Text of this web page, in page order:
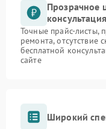
Прозрачное
консультация
Точные прайс-листы,
ремонта, отсутствие
бесплатной
сайте
Широкий